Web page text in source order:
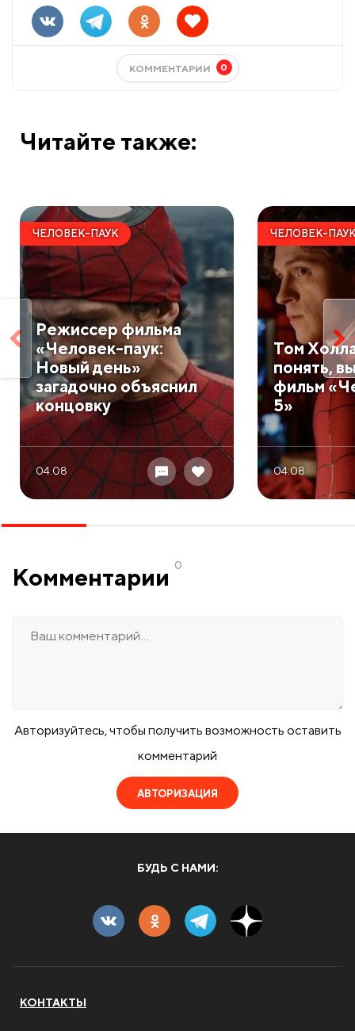
КОММЕНТАРИИ 0
Читайте также:
ЧЕЛОВЕК-ПАУК
Режиссер фильма
«Человек-паук:
Новый день»
загадочно объяснил
концовку
04.08
ЧЕЛОВЕК-ПАУК
Том
понять,
фильм
5»
04.08
Комментарии 0
Авторизуйтесь, чтобы получить возможность оставить
комментарий
АВТОРИЗАЦИЯ
БУДЬ С НАМИ:
КОНТАКТЫ